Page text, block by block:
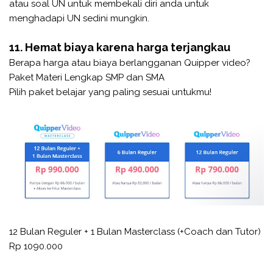
atau soal UN untuk membekali diri anda untuk
menghadapi UN sedini mungkin.
11. Hemat biaya karena harga terjangkau
Berapa harga atau biaya berlangganan Quipper video?
Paket Materi Lengkap SMP dan SMA
Pilih paket belajar yang paling sesuai untukmu!
12 Bulan Reguler + 1 Bulan Masterclass (+Coach dan Tutor)
Rp 1090.000